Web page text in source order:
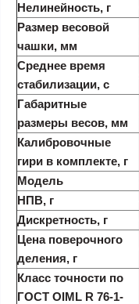
Нелинейность, г
Размер весовой
чашки, мм
Среднее время
стабилизации, с
Габаритные
размеры весов, мм
Калибровочные
гири в комплекте, г
Модель
НПВ, г
Дискретность, г
Цена поверочного
деления, г
Класс точности по
ГОСТ OIML R 76-1-